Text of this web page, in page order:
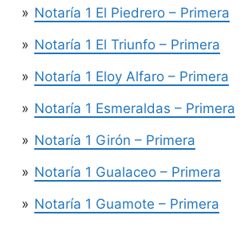
Notaría 1 El Piedrero – Primera
Notaría 1 El Triunfo – Primera
Notaría 1 Eloy Alfaro – Primera
Notaría 1 Esmeraldas – Primera
Notaría 1 Girón – Primera
Notaría 1 Gualaceo – Primera
Notaría 1 Guamote – Primera